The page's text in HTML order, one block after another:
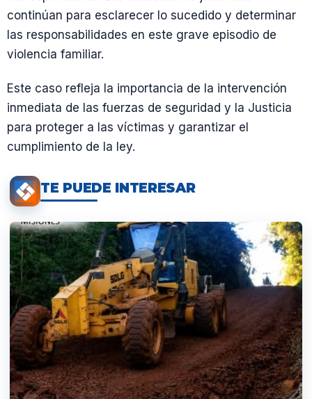
continúan para esclarecer lo sucedido y determinar
las responsabilidades en este grave episodio de
violencia familiar.
Este caso refleja la importancia de la intervención
inmediata de las fuerzas de seguridad y la Justicia
para proteger a las víctimas y garantizar el
cumplimiento de la ley.
TE PUEDE INTERESAR